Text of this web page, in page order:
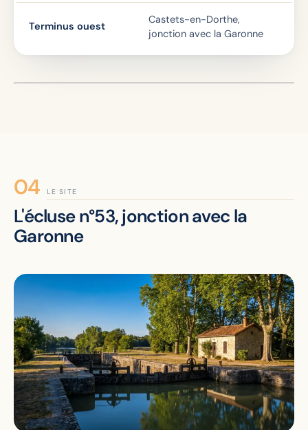
Terminus ouest
Castets-en-Dorthe,
jonction avec la Garonne
LE SITE
L'écluse n°53, jonction avec la
Garonne